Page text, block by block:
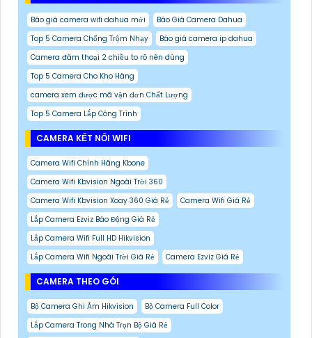
Báo giá camera wifi dahua mới
Báo Giá Camera Dahua
Top 5 Camera Chống Trộm Nhạy
Báo giá camera ip dahua
Camera đàm thoại 2 chiều to rõ nên dùng
Top 5 Camera Cho Kho Hàng
camera xem được mã vận đơn Chất Lượng
Top 5 Camera Lắp Công Trình
CAMERA KẾT NỐI WIFI
Camera Wifi Chính Hãng Kbone
Camera Wifi Kbvision Ngoài Trời 360
Camera Wifi Kbvision Xoay 360 Giá Rẻ
Camera Wifi Giá Rẻ
Lắp Camera Ezviz Báo Động Giá Rẻ
Lắp Camera Wifi Full HD Hikvision
Lắp Camera Wifi Ngoài Trời Giá Rẻ
Camera Ezviz Giá Rẻ
CAMERA THEO GÓI
Bộ Camera Ghi Âm Hikvision
Bộ Camera Full Color
Lắp Camera Trong Nhà Trọn Bộ Giá Rẻ